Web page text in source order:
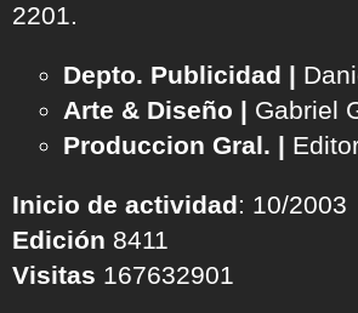
2201.
Depto. Publicidad |
Arte & Diseño | Gabriel
Produccion Gral. |
Inicio de actividad: 10/2003
Edición 8411
Visitas 167632901